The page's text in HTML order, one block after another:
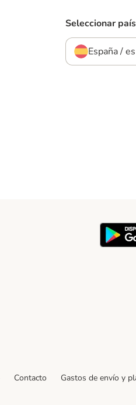
Seleccionar país
España / es
Contacto
Gastos de envío y